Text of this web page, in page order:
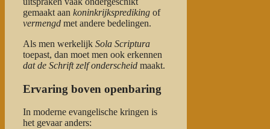
gemaakt aan koninkrijksprediking of
vermengd met andere bedelingen.
Als men werkelijk Sola Scriptura
toepast, dan moet men ook erkennen
dat de Schrift zelf onderscheid maakt.
Ervaring boven openbaring
In moderne evangelische kringen is
het gevaar anders: